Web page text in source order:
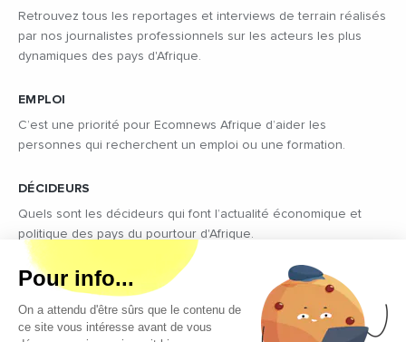
Retrouvez tous les reportages et interviews de terrain réalisés
par nos journalistes professionnels sur les acteurs les plus
dynamiques des pays d'Afrique.
EMPLOI
C’est une priorité pour Ecomnews Afrique d’aider les
personnes qui recherchent un emploi ou une formation.
DÉCIDEURS
Quels sont les décideurs qui font l’actualité économique et
politique des pays du pourtour d'Afrique.